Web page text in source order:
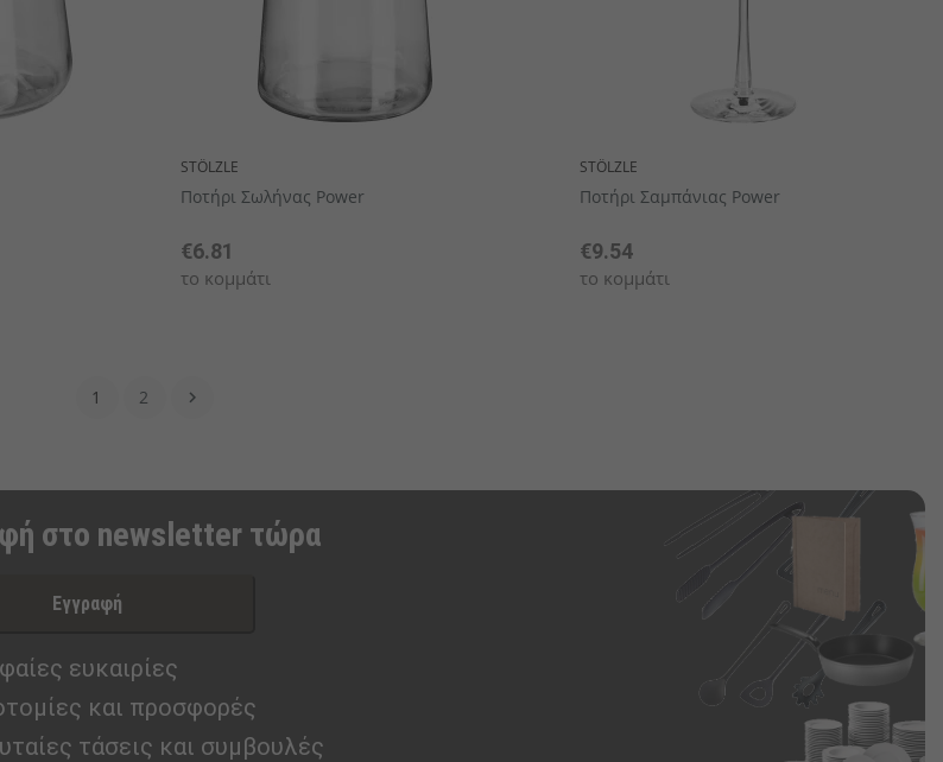
STÖLZLE
Ποτήρι Σωλήνας Power
€6.81
το κομμάτι
STÖLZLE
Ποτήρι Σαμπάνιας Power
€9.54
το κομμάτι
1 2 
στο newsletter τώρα
Εγγραφή
ευκαιρίες
και προσφορές
τάσεις και συμβουλές